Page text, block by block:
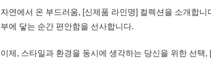
자연에서 온 부드러움, [신제품 라인명] 컬렉션을 소개합
부에 닿는 순간 편안함을 선사합니다.
이제, 스타일과 환경을 동시에 생각하는 당신을 위한 선택